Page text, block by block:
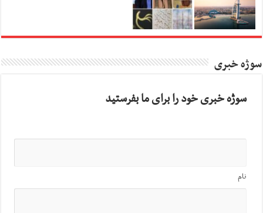
سوژه خبری
سوژه خبری خود را برای ما بفرستید
نام